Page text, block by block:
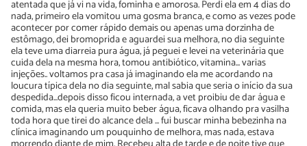
No entanto, o mais indicado é buscar ajuda de um médico
veterinário.
A equipe do PeritoAnimal deseja rápidas melhoras!
0
atentada que já vi na vida, fominha e amorosa. Perdi ela em 4 dias do
nada, primeiro ela vomitou uma gosma branca, e como as vezes pode
acontecer por comer rápido demais ou apenas uma dorzinha de
estômago, dei bromoprida e aguardei sua melhora, no dia seguinte
ela teve uma diarreia pura água, já peguei e levei na veterinária que
cuida dela na mesma hora, tomou antibiótico, vitamina... varias
injeções.. voltamos pra casa já imaginando ela me acordando na
loucura típica dela no dia seguinte, mal sabia que seria o início da sua
despedida...depois disso ficou internada, a vet proibiu de dar água e
comida, mas ela queria muito beber água, ficava olhando pra vasilha
toda hora que tirei do alcance dela ... fui buscar minha bebezinha na
clínica imaginando um pouquinho de melhora, mas nada, estava